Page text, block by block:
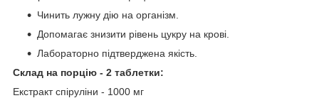
Чинить лужну дію на організм.
Допомагає знизити рівень цукру на крові.
Лабораторно підтверджена якість.
Склад на порцію - 2 таблетки:
Екстракт спіруліни - 1000 мг